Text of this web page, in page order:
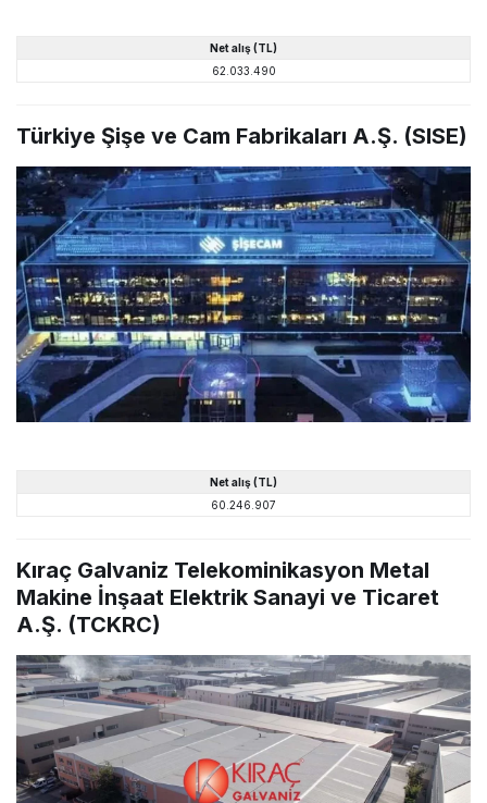
Net alış (TL)
62.033.490
Türkiye Şişe ve Cam Fabrikaları A.Ş. (SISE)
Net alış (TL)
60.246.907
Kıraç Galvaniz Telekominikasyon Metal
Makine İnşaat Elektrik Sanayi ve Ticaret
A.Ş. (TCKRC)